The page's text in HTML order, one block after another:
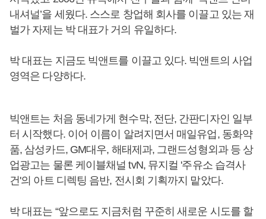
내셔널’을 세웠다. 스스로 창업해 회사를 이끌고 있는 재
벌가 자제는 박 대표가 거의 유일하다.
박 대표는 지금도 빅앤트를 이끌고 있다. 빅앤트의 사업
영역은 다양하다.
빅앤트는 처음 동네가게 현수막, 전단, 간판디자인 일부
터 시작했다. 이어 이름이 알려지면서 매일유업, 동화약
품, 삼성카드, GM대우, 해태제과, 그랜드성형외과 등 상
업광고는 물론 케이블채널 tvN, 뮤지컬 '주유소 습격사
건'의 아트 디렉팅 음반, 전시회 기획까지 맡았다.
박 대표는 “앞으로도 지금처럼 꾸준히 새로운 시도를 할